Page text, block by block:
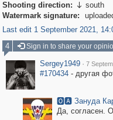
Shooting direction:  south
Watermark signature:
Last edit 1 September 2021,
4
Sign in to share your
Sergey1949 · 7
#170434- другая
🅾🅰 Зануда
Да, согласен.